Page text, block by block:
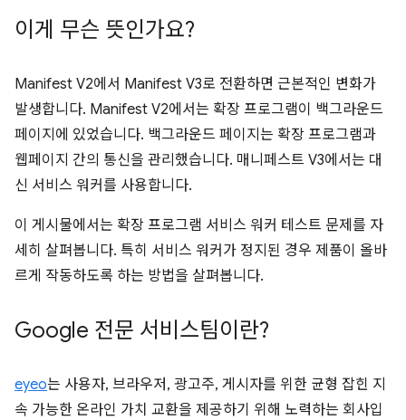
이게 무슨 뜻인가요?
Manifest V2에서 Manifest V3로 전환하면 근본적인 변화가
발생합니다. Manifest V2에서는 확장 프로그램이 백그라운드
페이지에 있었습니다. 백그라운드 페이지는 확장 프로그램과
웹페이지 간의 통신을 관리했습니다. 매니페스트 V3에서는 대
신 서비스 워커를 사용합니다.
이 게시물에서는 확장 프로그램 서비스 워커 테스트 문제를 자
세히 살펴봅니다. 특히 서비스 워커가 정지된 경우 제품이 올바
르게 작동하도록 하는 방법을 살펴봅니다.
Google 전문 서비스팀이란?
eyeo는 사용자, 브라우저, 광고주, 게시자를 위한 균형 잡힌 지
속 가능한 온라인 가치 교환을 제공하기 위해 노력하는 회사입